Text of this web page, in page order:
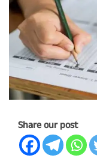
Share our post